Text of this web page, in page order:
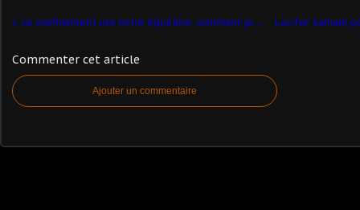
Le confinement use notre équilibre: comment préserver l'harmonie du couple?
Commenter cet article
Ajouter un commentaire